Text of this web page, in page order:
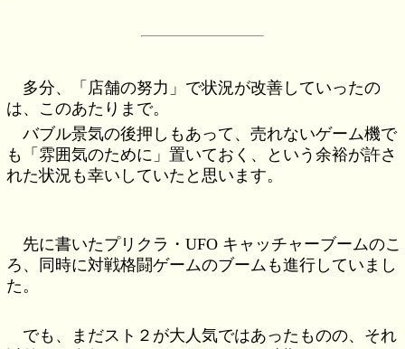
多分、「店舗の努力」で状況が改善していったの
は、このあたりまで。
バブル景気の後押しもあって、売れないゲーム機で
も「雰囲気のために」置いておく、という余裕が許さ
れた状況も幸いしていたと思います。
先に書いたプリクラ・UFO キャッチャーブームのこ
ろ、同時に対戦格闘ゲームのブームも進行していまし
た。
でも、まだスト２が大人気ではあったものの、それ